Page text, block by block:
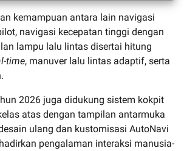
kemampuan antara lain navigasi
navigasi kecepatan tinggi dengan
lampu lalu lintas disertai hitung
time, manuver lalu lintas adaptif, serta
2026 juga didukung sistem kokpit
atas dengan tampilan antarmuka
ulang dan kustomisasi AutoNavi
pengalaman interaksi manusia-